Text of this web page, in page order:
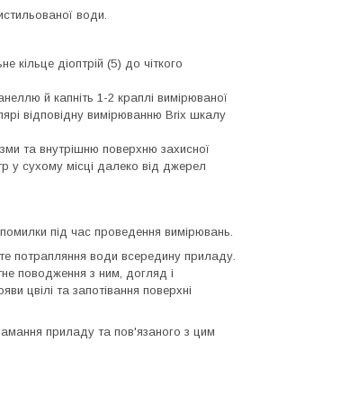
води.
діоптрій (5) до чіткого
й капніть 1-2 краплі вимірюваної
відповідну вимірюванню Brix шкалу
та внутрішню поверхню захисної
у сухому місці далеко від джерел
під час проведення вимірювань.
потрапляння води всередину приладу.
поводження з ним, догляд і
цвілі та запотівання поверхні
приладу та пов'язаного з цим